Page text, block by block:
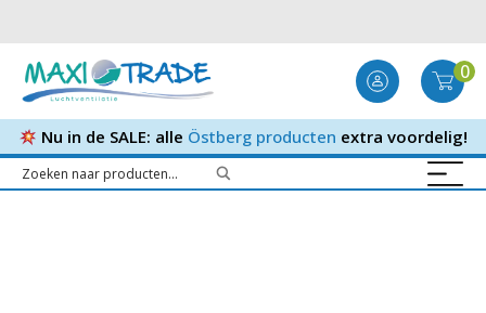
0
Nu in de SALE: alle Östberg producten extra voordelig!